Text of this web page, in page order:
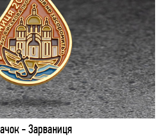
- Зарваниця